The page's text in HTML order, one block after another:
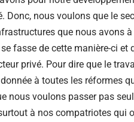
Donc, nous voulons que le
que nous avons
fasse de cette manière-ci
privé. Pour dire que le
à toutes les réformes
nous voulons passer pas
à nos compatriotes qui